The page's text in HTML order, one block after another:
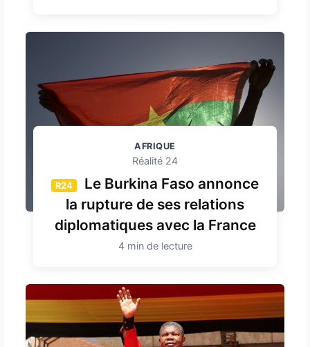
AFRIQUE
Réalité 24
R24
Le Burkina Faso annonce
la rupture de ses relations
diplomatiques avec la France
4 min de lecture